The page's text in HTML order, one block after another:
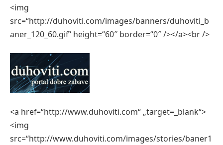
<img
src=“http://duhoviti.com/images/banners/duhoviti_b
aner_120_60.gif“ height=“60″ border=“0″ /></a><br />
<a href=“http://www.duhoviti.com“ „target=_blank“>
<img
src=“http://www.duhoviti.com/images/stories/baner1